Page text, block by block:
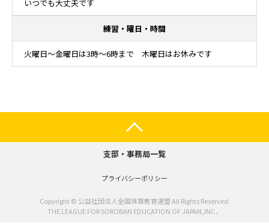
いつでも大丈夫です
練習・曜日・時間
火曜日～金曜日は3時～6時まで 木曜日はお休みです
支部・事務局一覧
プライバシーポリシー
Copyright © 公益社団法人全国珠算教育連盟 All Rights Reserved.
THE LEAGUE FOR SOROBAN EDUCATION OF JAPAN,INC．